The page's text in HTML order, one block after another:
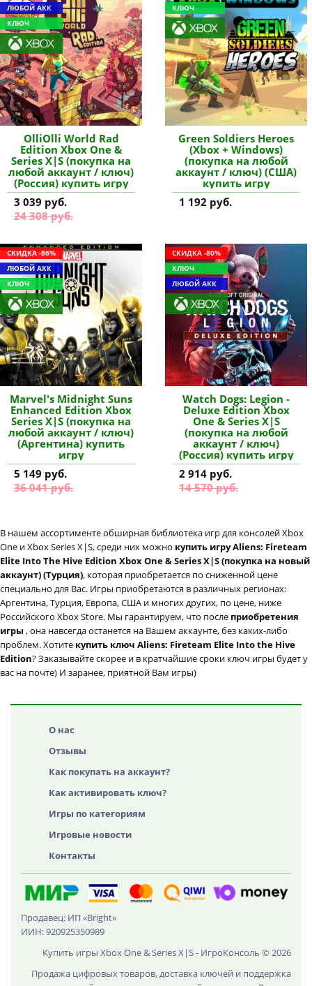
ЛЮБОЙ АКК
КЛЮЧ
OlliOlli World Rad
Edition Xbox One &
Series X|S (покупка на
любой аккаунт / ключ)
(Россия) купить игру
3 039 руб.
24 308 руб.
КЛЮЧ
Green Soldiers Heroes
(Xbox + Windows)
(покупка на любой
аккаунт / ключ) (США)
купить игру
1 192 руб.
СКИДКА -86%
ЛЮБОЙ АКК
КЛЮЧ
Marvel's Midnight Suns
Enhanced Edition Xbox
Series X|S (покупка на
любой аккаунт / ключ)
(Аргентина) купить
игру
5 149 руб.
36 041 руб.
СКИДКА -80%
КЛЮЧ
ЛЮБОЙ АКК
Watch Dogs: Legion -
Deluxe Edition Xbox
One & Series X|S
(покупка на любой
аккаунт / ключ)
(Россия) купить игру
2 914 руб.
14 570 руб.
В нашем ассортименте обширная библиотека игр для консолей Xbox
One и Xbox Series X|S, среди них можно купить игру Aliens: Fireteam
Elite Into The Hive Edition Xbox One & Series X|S (покупка на новый
аккаунт) (Турция), которая приобретается по сниженной цене
специально для Вас. Игры приобретаются в различных регионах:
Аргентина, Турция, Европа, США и многих других, по цене, ниже
Российского Xbox Store. Мы гарантируем, что после приобретения
игры , она навсегда останется на Вашем аккаунте, без каких-либо
проблем. Хотите купить ключ Aliens: Fireteam Elite Into the Hive
Edition? Заказывайте скорее и в кратчайшие сроки ключ игры будет у
вас на почте) И заранее, приятной Вам игры)
О нас
Отзывы
Как покупать на аккаунт?
Как активировать ключ?
Игры по категориям
Игровые новости
Контакты
Продавец: ИП «Bright»
ИИН: 920925350989
Купить игры Xbox One & Series X|S - ИгроКонсоль © 2026
Продажа цифровых товаров, доставка ключей и поддержка